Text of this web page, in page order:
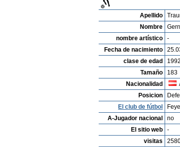
Apellido
Nombre
nombre artístico
-
Fecha de nacimiento
clase de edad
1992
Tamaño
183
Nacionalidad
Posicion
El club de fútbol
A-Jugador nacional
no
El sitio web
-
visitas